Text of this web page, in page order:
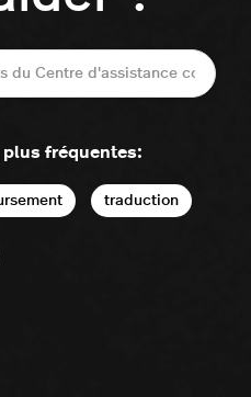
plus fréquentes:
traduction